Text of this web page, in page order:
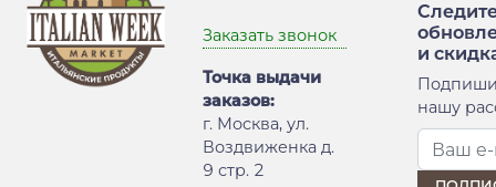
Заказать звонок
Точка выдачи
заказов:
г. Москва, ул.
Воздвиженка д.
9 стр. 2
и
нашу